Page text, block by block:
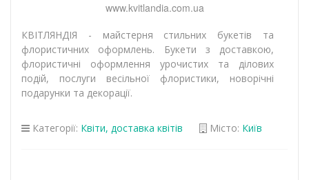
www.kvitlandia.com.ua
КВІТЛЯНДІЯ - майстерня стильних букетів та
флористичних оформлень. Букети з доставкою,
флористичні оформлення урочистих та ділових
подій, послуги весільної флористики, новорічні
подарунки та декорації.
Категорії: Квіти, доставка квітів Місто: Київ